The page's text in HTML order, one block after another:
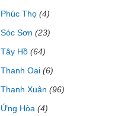
Phúc Thọ (4)
Sóc Sơn (23)
Tây Hồ (64)
Thanh Oai (6)
Thanh Xuân (96)
Ứng Hòa (4)